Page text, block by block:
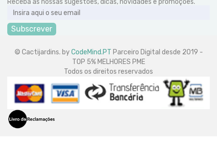
Receba as nossas sugestões, dicas, novidades e promoções.
Subscrever
© Cactijardins. byCodeMind.PT Parceiro Digital desde 2019 -
TOP 5% MELHORES PME
Todos os direitos reservados